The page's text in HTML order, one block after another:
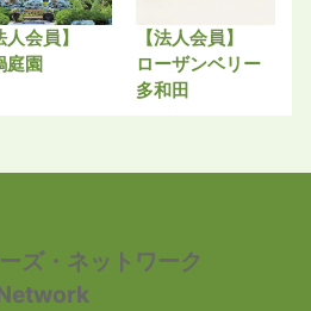
人会員】
庭園
【法人会員】
ローザンベリー
多和田
ズ・ネットワーク